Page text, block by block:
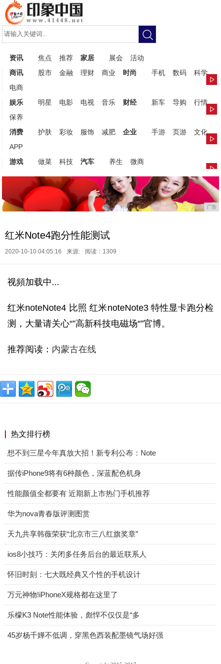
资讯 焦点 推荐 家居 展会
活动
商讯
股市 金融 理财 商业 时尚 手机 数码
科学
电商
娱乐
明星 电影 电视 音乐 财经 新车 导购
行情
保养
消费
护肤 彩妆 服饰 减肥 企业 手游 页游
文化
APP
游戏
做菜 科技 汽车 养生 微商
广告
红米Note4跑分性能测试
2020-10-10 04:05:16 来源: 阅读：1309
视頻加载中...
红米noteNote4 比照 红米noteNote3 特性显卡跑分检
测，大量请关心“”高新科技电磁场“”官博。
推荐阅读： 内蒙古在线
热文排行榜
想不到三星今年真放大招！新专利公布：Note
据传iPhone9将有6种颜色，深蓝配色机身
性能颜值全都要有 近期新上市热门手机推荐
华为nova青春版评测图赏
天九共享韩薇荣获“北京市三八红旗奖章”
ios8小技巧：关闭多任务后台的最近联系人
怀旧时刻：七大既经典又个性的手机设计
万元神物!iPhoneX规格都在这里了
乐檬K3 Note性能体验，彪悍不仅仅是“多
45岁杨千嬅不低调，穿黑色西装配墨镜气场好强